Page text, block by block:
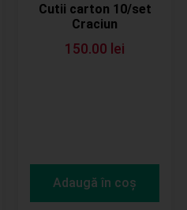
Cutii carton 10/set
Craciun
150.00 lei
Adaugă în coș